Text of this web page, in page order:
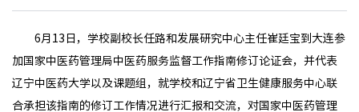
6月13日，学校副校长任路和发展研究中心主任崔廷宝到大连参
加国家中医药管理局中医药服务监督工作指南修订论证会，并代表
辽宁中医药大学以及课题组，就学校和辽宁省卫生健康服务中心联
合承担该指南的修订工作情况进行汇报和交流，对国家中医药管理